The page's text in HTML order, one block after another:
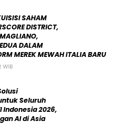
SAHAM
DISTRICT,
DALAM
MEREK MEWAH ITALIA BARU
WIB
Seluruh
Indonesia 2026,
AI di Asia